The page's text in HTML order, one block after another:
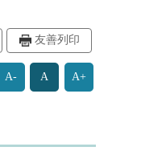
友善列印
A- A A+